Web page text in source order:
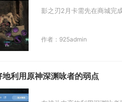
影之刃2月卡需先在商城完
作者：925admin
利用原神深渊咏者的弱点